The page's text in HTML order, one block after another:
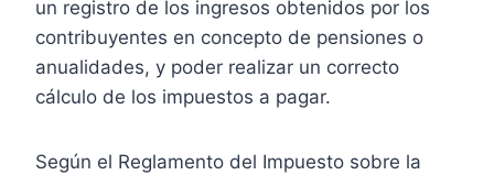
un registro de los ingresos obtenidos por los
contribuyentes en concepto de pensiones o
anualidades, y poder realizar un correcto
cálculo de los impuestos a pagar.
Según el Reglamento del Impuesto sobre la